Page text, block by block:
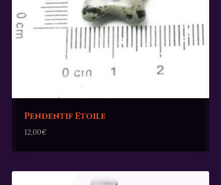
Pendentif Etoile
12,00€